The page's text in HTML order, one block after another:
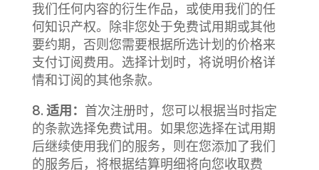
我们任何内容的衍生作品，或使用我们的任
何知识产权。 除非您处于免费试用期或其他
要约期，否则您需要根据所选计划的价格来
支付订阅费用。选择计划时，将说明价格详
情和订阅的其他条款。
8. 适用： 首次注册时，您可以根据当时指定
的条款选择免费试用。如果您选择在试用期
后继续使用我们的服务，则在您添加了我们
的服务后，将根据结算明细将向您收取费